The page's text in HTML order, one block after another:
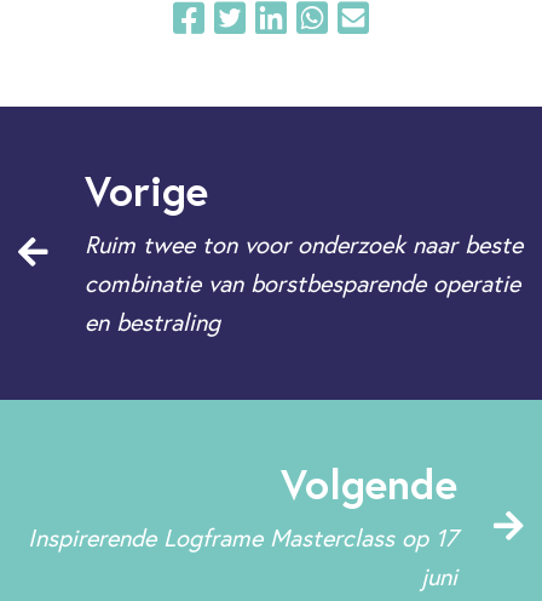
Vorige
Ruim twee ton voor onderzoek naar beste
combinatie van borstbesparende operatie
en bestraling
Volgende
Inspirerende Logframe Masterclass op 17
juni